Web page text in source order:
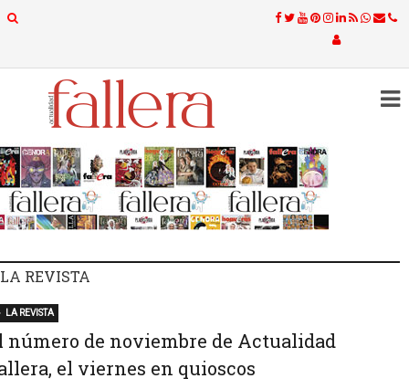
LA REVISTA
número de noviembre de Actualidad
el viernes en quioscos
LA REVISTA